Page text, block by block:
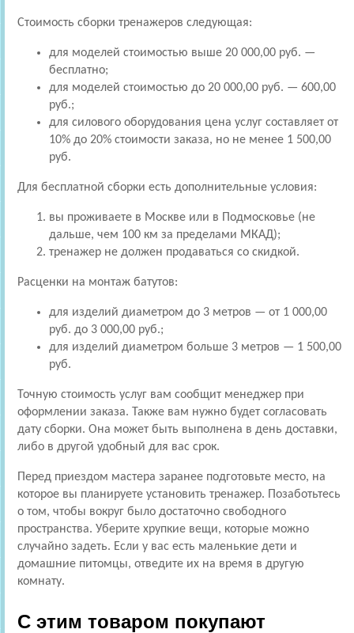
Стоимость сборки тренажеров следующая:
для моделей стоимостью выше 20 000,00 руб. —
бесплатно;
для моделей стоимостью до 20 000,00 руб. — 600,00
руб.;
для силового оборудования цена услуг составляет от
10% до 20% стоимости заказа, но не менее 1 500,00
руб.
Для бесплатной сборки есть дополнительные условия:
вы проживаете в Москве или в Подмосковье (не
дальше, чем 100 км за пределами МКАД);
тренажер не должен продаваться со скидкой.
Расценки на монтаж батутов:
для изделий диаметром до 3 метров — от 1 000,00
руб. до 3 000,00 руб.;
для изделий диаметром больше 3 метров — 1 500,00
руб.
Точную стоимость услуг вам сообщит менеджер при
оформлении заказа. Также вам нужно будет согласовать
дату сборки. Она может быть выполнена в день доставки,
либо в другой удобный для вас срок.
Перед приездом мастера заранее подготовьте место, на
которое вы планируете установить тренажер. Позаботьтесь
о том, чтобы вокруг было достаточно свободного
пространства. Уберите хрупкие вещи, которые можно
случайно задеть. Если у вас есть маленькие дети и
домашние питомцы, отведите их на время в другую
комнату.
С этим товаром покупают